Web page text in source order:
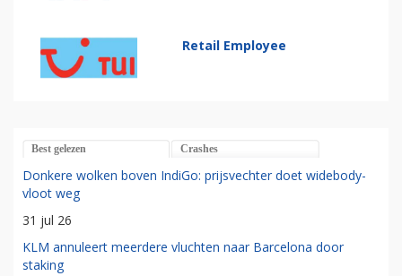
Retail Employee
Best gelezen Crashes
Donkere wolken boven IndiGo: prijsvechter doet widebody-
vloot weg
31 jul 26
KLM annuleert meerdere vluchten naar Barcelona door
staking